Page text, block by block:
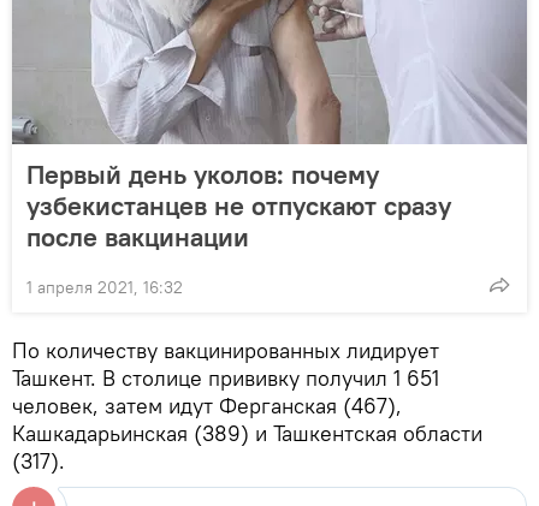
Первый день уколов: почему
узбекистанцев не отпускают сразу
после вакцинации
1 апреля 2021, 16:32
По количеству вакцинированных лидирует
Ташкент. В столице прививку получил 1 651
человек, затем идут Ферганская (467),
Кашкадарьинская (389) и Ташкентская области
(317).